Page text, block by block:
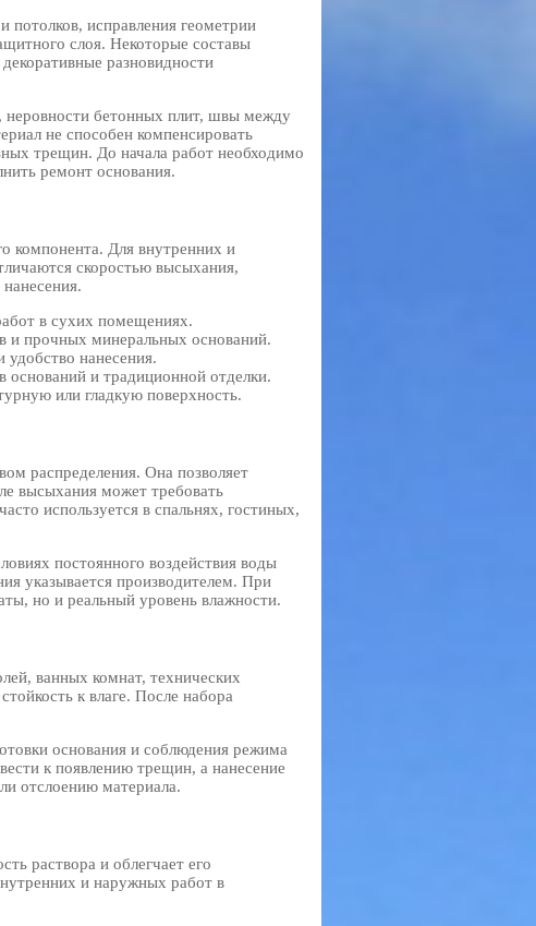
исправления геометрии
слоя. Некоторые составы
разновидности
бетонных плит, швы между
не способен компенсировать
трещин. До начала работ необходимо
ремонт основания.
компонента. Для внутренних и
скоростью высыхания,
в сухих помещениях.
и прочных минеральных оснований.
удобство нанесения.
оснований и традиционной отделки.
или гладкую поверхность.
распределения. Она позволяет
высыхания может требовать
используется в спальнях, гостиных,
постоянного воздействия воды
указывается производителем. При
но и реальный уровень влажности.
ванных комнат, технических
к влаге. После набора
основания и соблюдения режима
к появлению трещин, а нанесение
отслоению материала.
раствора и облегчает его
и наружных работ в